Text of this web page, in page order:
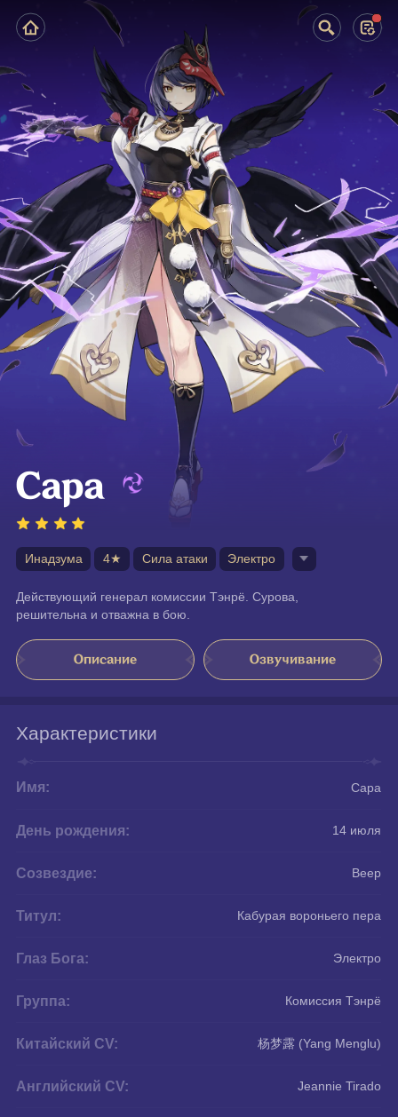
Сара
Инадзума 4★ Сила атаки Электро
Действующий генерал комиссии Тэнрё. Сурова,
решительна и отважна в бою.
Описание Озвучивание
Характеристики
Имя: Сара
День рождения: 14 июля
Созвездие: Веер
Титул: Кабурая вороньего пера
Глаз Бога: Электро
Группа: Комиссия Тэнрё
Китайский CV: 杨梦露 (Yang Menglu)
Английский CV: Jeannie Tirado